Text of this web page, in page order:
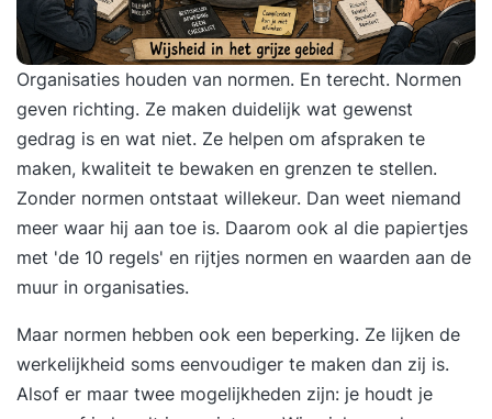
Organisaties houden van normen. En terecht. Normen
geven richting. Ze maken duidelijk wat gewenst
gedrag is en wat niet. Ze helpen om afspraken te
maken, kwaliteit te bewaken en grenzen te stellen.
Zonder normen ontstaat willekeur. Dan weet niemand
meer waar hij aan toe is. Daarom ook al die papiertjes
met 'de 10 regels' en rijtjes normen en waarden aan de
muur in organisaties.
Maar normen hebben ook een beperking. Ze lijken de
werkelijkheid soms eenvoudiger te maken dan zij is.
Alsof er maar twee mogelijkheden zijn: je houdt je